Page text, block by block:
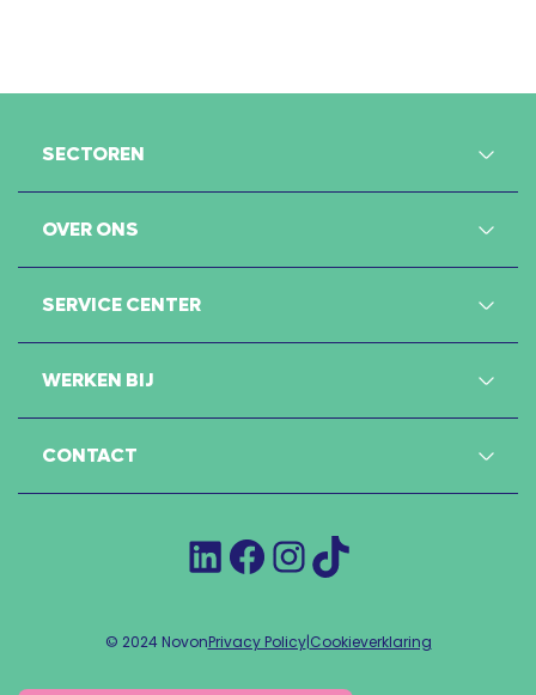
SECTOREN
OVER ONS
SERVICE CENTER
WERKEN BIJ
CONTACT
LinkedInFacebook
Instagram
TikTok
© 2024 NovonPrivacy Policy|Cookieverklaring